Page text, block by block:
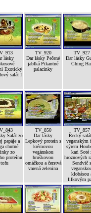
lásky
Exotický
salát I
TV_920
Dar lásky Pečené
jablká Pikantné
palacinky
TV_927
Dar lásky
Ching
Šalát zo
papáje a
chutné
zo
proteínu
tofu
TV_850
Dar lásky
Lepkový proteín s
krémovou
vegánskou
hruškovou
omáčkou a čerstvá
varená zelenina
TV_857
Řecký
veganským
sýrem
kari Soté
hroznových
Sendvič s
klobásou
lilkovým